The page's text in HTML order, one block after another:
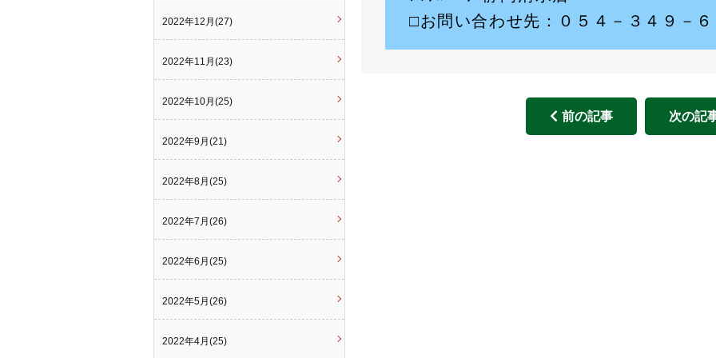
□お問い合わせ先：０５４－３４９－６
前の記事 次の記
2022年12月(27)
2022年11月(23)
2022年10月(25)
2022年9月(21)
2022年8月(25)
2022年7月(26)
2022年6月(25)
2022年5月(26)
2022年4月(25)